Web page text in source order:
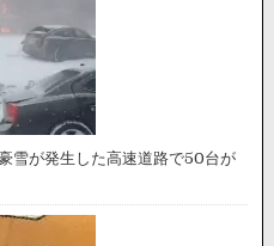
雪が発生した高速道路で50台が